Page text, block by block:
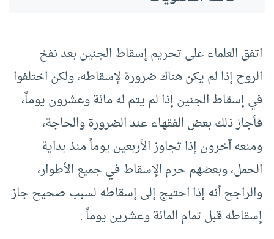
اتفق العلماء على تحريم إسقاط الجنين بعد نفخ
الروح إذا لم يكن هناك ضرورة لإسقاطه، ولكن اختلفوا
في إسقاط الجنين إذا لم يتم له مائة وعشرون يوماً،
فأجاز ذلك بعض الفقهاء عند الضرورة والحاجة،
ومنعه آخرون إذا تجاوز الأربعين يوماً منذ بداية
الحمل، وبعضهم حرم الإسقاط في جميع الأطوار،
والراجح أنه إذا احتيج إلى إسقاطه لسبب صحيح جاز
إسقاطه قبل تمام المائة وعشرين يوماً .